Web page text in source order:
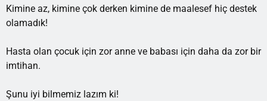
Kimine az, kimine çok derken kimine de maalesef hiç destek
olamadık!
Hasta olan çocuk için zor anne ve babası için daha da zor bir
imtihan.
Şunu iyi bilmemiz lazım ki!